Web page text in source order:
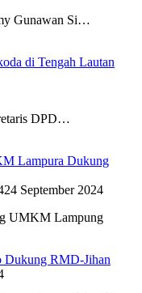
Gunawan Si…
di Tengah Lautan
DPD…
Lampura Dukung
24 September 2024
UMKM Lampung
RMD-Jihan